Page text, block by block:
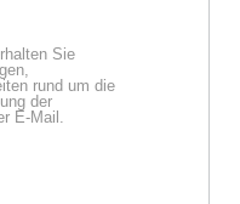
Sie
rund um die
der
E-Mail.